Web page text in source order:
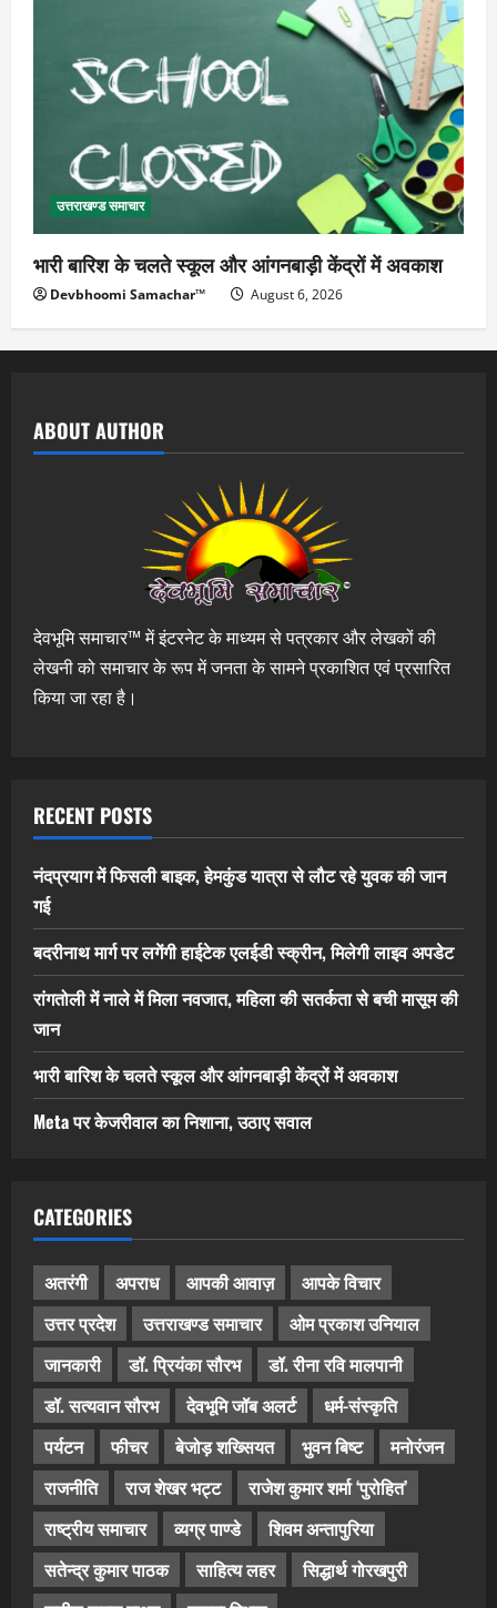
उत्तराखण्ड समाचार
भारी बारिश के चलते स्कूल और आंगनबाड़ी केंद्रों में अवकाश
Devbhoomi Samachar™ August 6, 2026
ABOUT AUTHOR
देवभूमि समाचार™ में इंटरनेट के माध्यम से पत्रकार और लेखकों की
लेखनी को समाचार के रूप में जनता के सामने प्रकाशित एवं प्रसारित
किया जा रहा है।
RECENT POSTS
नंदप्रयाग में फिसली बाइक, हेमकुंड यात्रा से लौट रहे युवक की जान
गई
बदरीनाथ मार्ग पर लगेंगी हाईटेक एलईडी स्क्रीन, मिलेगी लाइव अपडेट
रांगतोली में नाले में मिला नवजात, महिला की सतर्कता से बची मासूम की
जान
भारी बारिश के चलते स्कूल और आंगनबाड़ी केंद्रों में अवकाश
Meta पर केजरीवाल का निशाना, उठाए सवाल
CATEGORIES
अतरंगी अपराध आपकी आवाज़
आपके विचार
उत्तर प्रदेश
उत्तराखण्ड समाचार
ओम प्रकाश उनियाल
जानकारी
डॉ. प्रियंका सौरभ
डॉ. रीना रवि मालपानी
डॉ. सत्यवान सौरभ
देवभूमि जॉब अलर्ट
धर्म-संस्कृति
पर्यटन
फीचर बेजोड़ शख्सियत भुवन बिष्ट
मनोरंजन
राजनीति
राज शेखर भट्ट
राजेश कुमार शर्मा ‘पुरोहित’
राष्ट्रीय समाचार
व्यग्र पाण्डे
शिवम अन्तापुरिया
सतेन्द्र कुमार पाठक
साहित्य लहर
सिद्धार्थ गोरखपुरी